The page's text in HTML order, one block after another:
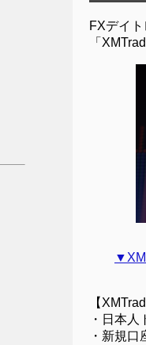
FXデイ
「
【
・日本
・新規